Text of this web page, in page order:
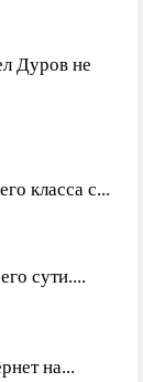
Дуров не
класса с...
сути....
на...